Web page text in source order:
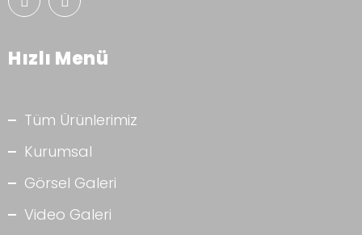
Hızlı Menü
Tüm Ürünlerimiz
Kurumsal
Görsel Galeri
Video Galeri